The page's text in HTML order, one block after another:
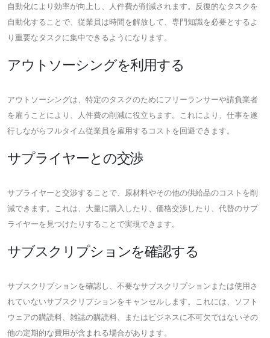
自動化により効率が向上し、人件費が削減されます。反復的なタスクを
自動化することで、従業員は時間を解放して、専門知識を必要とするよ
り重要なタスクに集中できるようになります。
アウトソーシングを利用する
アウトソーシングは、特定のタスクのためにフリーランサーや請負業者
を雇うことにより、人件費の削減に役立ちます。これにより、仕事を遂
行しながらフルタイム従業員を雇用するコストを回避できます。
サプライヤーとの交渉
サプライヤーと交渉することで、原材料やその他の供給品のコストを削
減できます。これは、大量に購入したり、価格交渉したり、代替のサプ
ライヤーを見つけたりすることで実現できます。
サブスクリプションを確認する
サブスクリプションを確認し、不要なサブスクリプションまたは使用さ
れていないサブスクリプションをキャンセルします。これには、ソフト
ウェアの購読料、雑誌の購読料、またはビジネスに不可欠ではないその
他の定期的な費用が含まれる場合があります。